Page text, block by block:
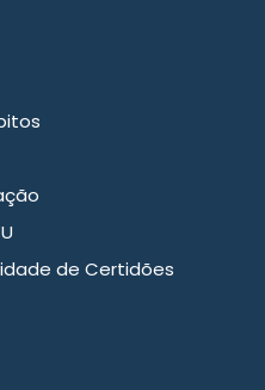
de Certidões